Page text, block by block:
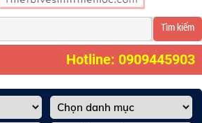
Tìm kiếm
Hotline: 0909445903